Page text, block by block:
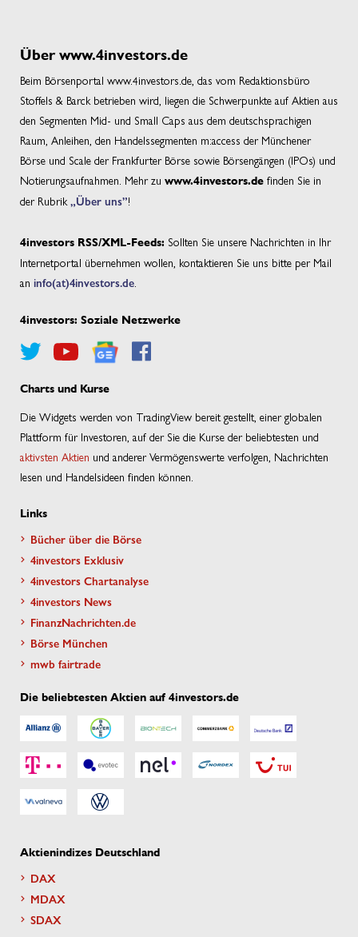
Über www.4investors.de
Beim Börsenportal www.4investors.de, das vom Redaktionsbüro
Stoffels & Barck betrieben wird, liegen die Schwerpunkte auf Aktien aus
den Segmenten Mid- und Small Caps aus dem deutschsprachigen
Raum, Anleihen, den Handelssegmenten m:access der Münchener
Börse und Scale der Frankfurter Börse sowie Börsengängen (IPOs) und
Notierungsaufnahmen. Mehr zu www.4investors.de finden Sie in
der Rubrik „Über uns”!
4investors RSS/XML-Feeds: Sollten Sie unsere Nachrichten in Ihr
Internetportal übernehmen wollen, kontaktieren Sie uns bitte per Mail
an info(at)4investors.de
4investors: Soziale Netzwerke
Charts und Kurse
Die Widgets werden von TradingView bereit gestellt, einer globalen
Plattform für Investoren, auf der Sie die Kurse der beliebtesten und
aktivsten Aktien und anderer Vermögenswerte verfolgen, Nachrichten
lesen und Handelsideen finden können.
Links
Bücher über die Börse
4investors Exklusiv
4investors Chartanalyse
4investors News
FinanzNachrichten.de
Börse München
mwb fairtrade
Die beliebtesten Aktien auf 4investors.de
Aktienindizes Deutschland
DAX
MDAX
SDAX